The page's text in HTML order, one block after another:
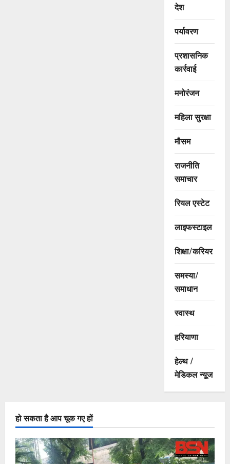
देश
पर्यावरण
प्रशासनिक
कार्रवाई
मनोरंजन
महिला सुरक्षा
मौसम
राजनीति
समाचार
रियल एस्टेट
लाइफस्टाइल
शिक्षा/करियर
समस्या/
समाधान
स्वास्थ
हरियाणा
हेल्थ /
मेडिकल न्यूज
हो सकता है आप चूक गए हों